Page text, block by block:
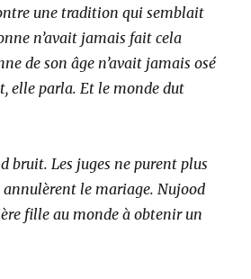
une tradition qui semblait
n’avait jamais fait cela
de son âge n’avait jamais osé
elle parla. Et le monde dut
bruit. Les juges ne purent plus
annulèrent le mariage. Nujood
fille au monde à obtenir un